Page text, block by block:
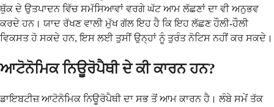
ਥੁੱਕ ਦੇ ਉਤਪਾਦਨ ਵਿੱਚ ਸਮੱਸਿਆਵਾਂ ਵਰਗੇ ਘੱਟ ਆਮ ਲੱਛਣਾਂ ਦਾ ਵੀ ਅਨੁਭਵ
ਕਰਦੇ ਹਨ। ਯਾਦ ਰੱਖਣ ਵਾਲੀ ਮੁੱਖ ਗੱਲ ਇਹ ਹੈ ਕਿ ਇਹ ਲੱਛਣ ਹੌਲੀ-ਹੌਲੀ
ਵਿਕਸਤ ਹੋ ਸਕਦੇ ਹਨ, ਇਸ ਲਈ ਤੁਸੀਂ ਉਨ੍ਹਾਂ ਨੂੰ ਤੁਰੰਤ ਨੋਟਿਸ ਨਹੀਂ ਕਰ ਸਕਦੇ।
ਆਟੋਨੋਮਿਕ ਨਿਊਰੋਪੈਥੀ ਦੇ ਕੀ ਕਾਰਨ ਹਨ?
ਡਾਇਬਟੀਜ਼ ਆਟੋਨੋਮਿਕ ਨਿਊਰੋਪੈਥੀ ਦਾ ਸਭ ਤੋਂ ਆਮ ਕਾਰਨ ਹੈ। ਲੰਬੇ ਸਮੇਂ ਤੱਕ